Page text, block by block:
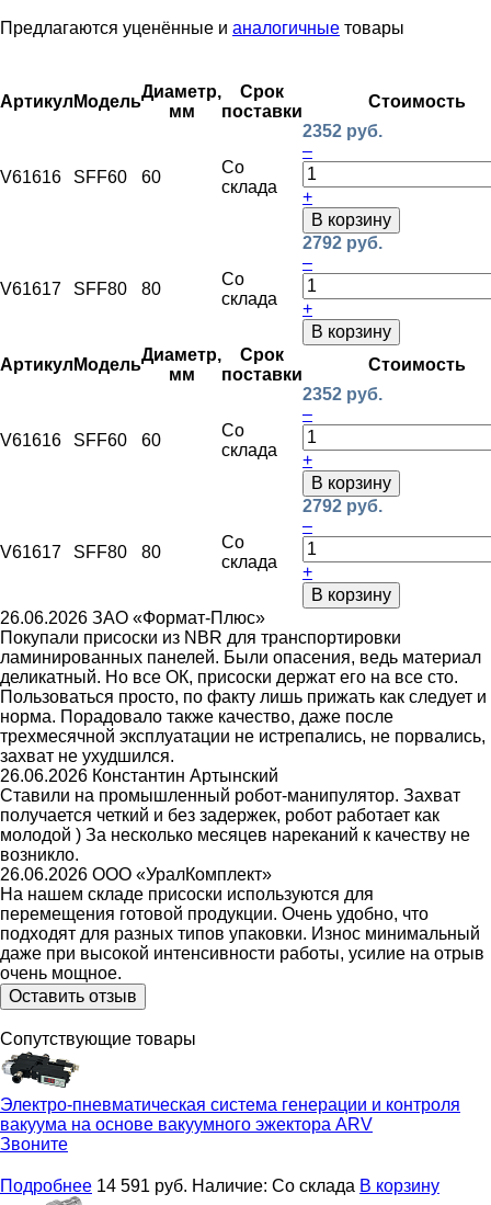
Предлагаются уценённые и аналогичные товары
Артикул Модель
Диаметр,
мм
Срок
поставки
Стоимость
V61616 SFF60 60
Со
склада
2352 руб.
–
+
В корзину
V61617 SFF80 80
Со
склада
2792 руб.
–
+
В корзину
Артикул Модель
Диаметр,
мм
Срок
поставки
Стоимость
V61616 SFF60 60
Со
склада
2352 руб.
–
+
В корзину
V61617 SFF80 80
Со
склада
2792 руб.
–
+
В корзину
26.06.2026 ЗАО «Формат-Плюс»
Покупали присоски из NBR для транспортировки
ламинированных панелей. Были опасения, ведь материал
деликатный. Но все ОК, присоски держат его на все сто.
Пользоваться просто, по факту лишь прижать как следует и
норма. Порадовало также качество, даже после
трехмесячной эксплуатации не истрепались, не порвались,
захват не ухудшился.
26.06.2026 Константин Артынский
Ставили на промышленный робот-манипулятор. Захват
получается четкий и без задержек, робот работает как
молодой ) За несколько месяцев нареканий к качеству не
возникло.
26.06.2026 ООО «УралКомплект»
На нашем складе присоски используются для
перемещения готовой продукции. Очень удобно, что
подходят для разных типов упаковки. Износ минимальный
даже при высокой интенсивности работы, усилие на отрыв
очень мощное.
Оставить отзыв
Сопутствующие товары
Электро-пневматическая система генерации и контроля
вакуума на основе вакуумного эжектора ARV
Звоните
Подробнее 14 591 руб. Наличие: Со склада В корзину